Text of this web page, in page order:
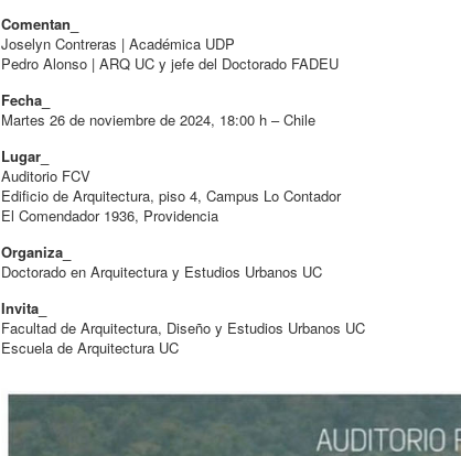
Comentan_
Joselyn Contreras | Académica UDP
Pedro Alonso | ARQ UC y jefe del Doctorado FADEU
Fecha_
Martes 26 de noviembre de 2024, 18:00 h – Chile
Lugar_
Auditorio FCV
Edificio de Arquitectura, piso 4, Campus Lo Contador
El Comendador 1936, Providencia
Organiza_
Doctorado en Arquitectura y Estudios Urbanos UC
Invita_
Facultad de Arquitectura, Diseño y Estudios Urbanos UC
Escuela de Arquitectura UC